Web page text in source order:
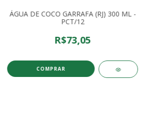
ÁGUA DE COCO GARRAFA (RJ) 300 ML -
PCT/12
R$73,05